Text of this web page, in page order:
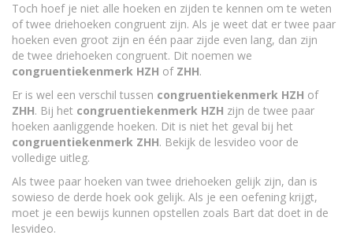
Toch hoef je niet alle hoeken en zijden te kennen om te weten
of twee driehoeken congruent zijn. Als je weet dat er twee paar
hoeken even groot zijn en één paar zijde even lang, dan zijn
de twee driehoeken congruent. Dit noemen we
congruentiekenmerk HZH of ZHH.
Er is wel een verschil tussen congruentiekenmerk HZH of
ZHH. Bij het congruentiekenmerk HZH zijn de twee paar
hoeken aanliggende hoeken. Dit is niet het geval bij het
congruentiekenmerk ZHH. Bekijk de lesvideo voor de
volledige uitleg.
Als twee paar hoeken van twee driehoeken gelijk zijn, dan is
sowieso de derde hoek ook gelijk. Als je een oefening krijgt,
moet je een bewijs kunnen opstellen zoals Bart dat doet in de
lesvideo.